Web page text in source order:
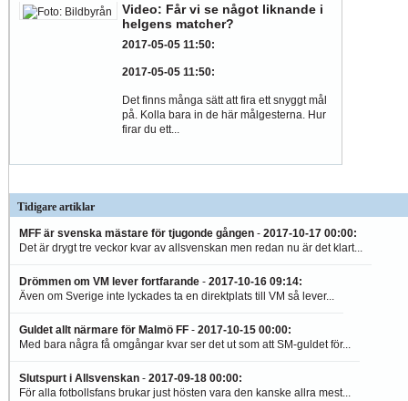
Video: Får vi se något liknande i
helgens matcher?
2017-05-05 11:50:
2017-05-05 11:50:
Det finns många sätt att fira ett snyggt mål
på. Kolla bara in de här målgesterna. Hur
firar du ett...
Tidigare artiklar
MFF är svenska mästare för tjugonde gången - 2017-10-17 00:00:
Det är drygt tre veckor kvar av allsvenskan men redan nu är det klart...
Drömmen om VM lever fortfarande - 2017-10-16 09:14:
Även om Sverige inte lyckades ta en direktplats till VM så lever...
Guldet allt närmare för Malmö FF - 2017-10-15 00:00:
Med bara några få omgångar kvar ser det ut som att SM-guldet för...
Slutspurt i Allsvenskan - 2017-09-18 00:00:
För alla fotbollsfans brukar just hösten vara den kanske allra mest...